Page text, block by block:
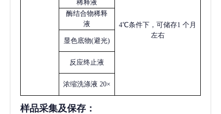
4℃条件下，可储存1 个月
左右
稀释液
酶结合物稀释
液
显色底物(避光)
反应终止液
浓缩洗涤液 20×
样品采集及保存 ：